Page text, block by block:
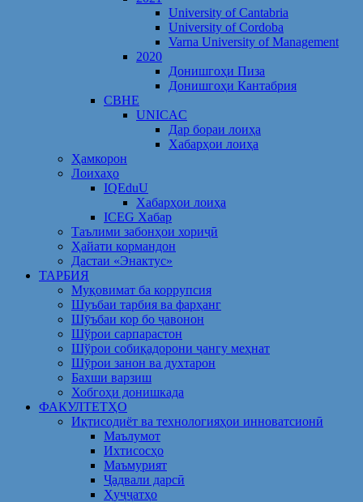
University of Cantabria
University of Cordoba
Varna University of Management
2020
Донишгоҳи Пиза
Донишгоҳи Кантабрия
CBHE
UNICAC
Дар бораи лоиҳа
Хабарҳои лоиҳа
Ҳамкорон
Лоихаҳо
IQEduU
Хабарҳои лоиҳа
ICEG Хабар
Таълими забонҳои хориҷӣ
Ҳайати кормандон
Дастаи «Энактус»
ТАРБИЯ
Муқовимат ба коррупсия
Шуъбаи тарбия ва фарҳанг
Шӯъбаи кор бо ҷавонон
Шўрои сарпарастон
Шўрои собиқадорони ҷангу меҳнат
Шӯрои занон ва духтарон
Бахши варзиш
Хобгоҳи донишкада
ФАКУЛТЕТҲО
Иқтисодиёт ва технологияҳои инноватсионӣ
Маълумот
Ихтисосҳо
Маъмурият
Ҷадвали дарсӣ
Ҳуҷҷатҳо